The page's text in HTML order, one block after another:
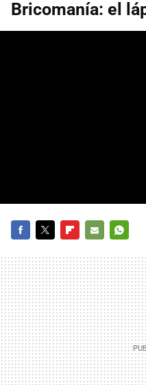
Bricomanía: el
MAIL